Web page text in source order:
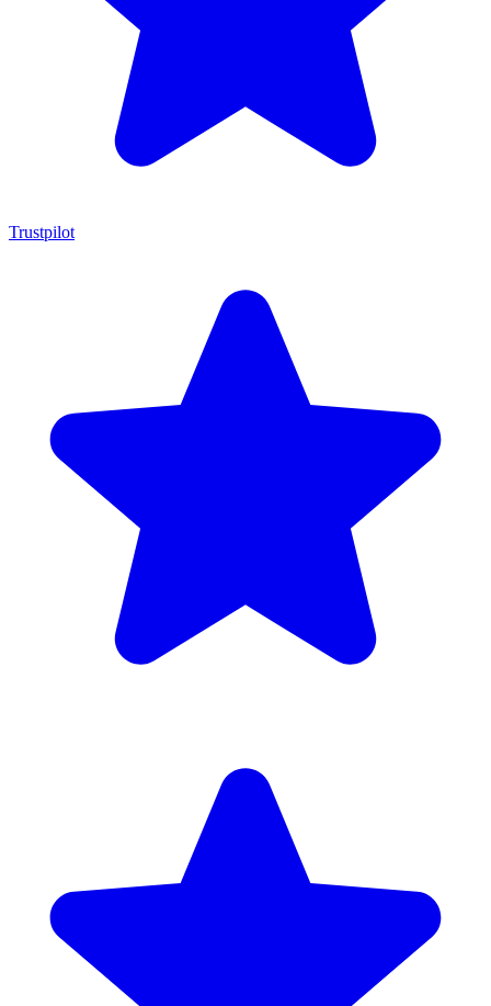
Trustpilot